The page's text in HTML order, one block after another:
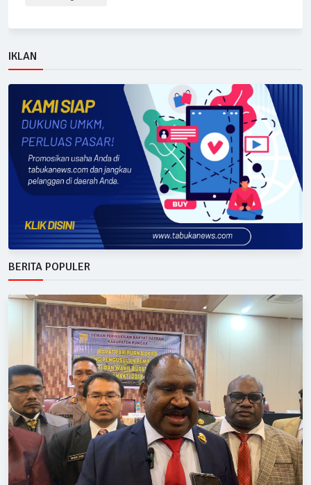
IKLAN
BERITA POPULER